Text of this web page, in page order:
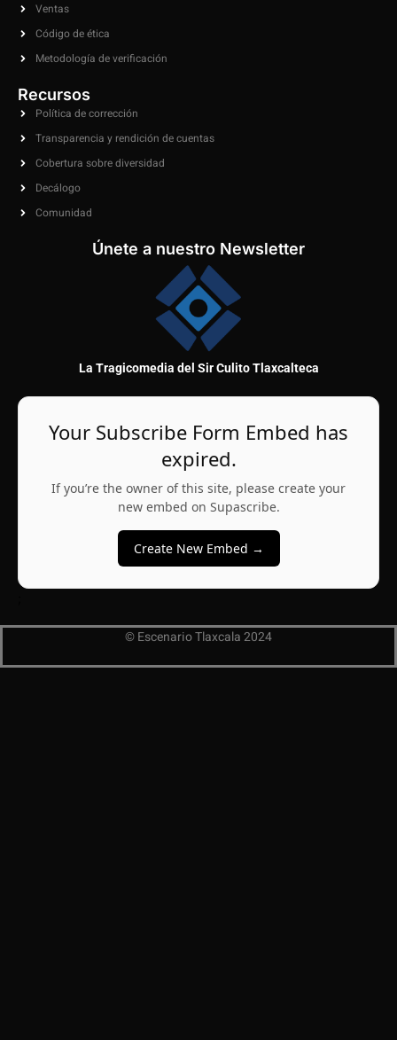
Ventas
Código de ética
Metodología de verificación
Recursos
Política de corrección
Transparencia y rendición de cuentas
Cobertura sobre diversidad
Decálogo
Comunidad
Únete a nuestro Newsletter
La Tragicomedia del Sir Culito Tlaxcalteca
Your Subscribe Form Embed has
expired.
If you’re the owner of this site, please create your
new embed on Supascribe.
Create New Embed →
© Escenario Tlaxcala 2024